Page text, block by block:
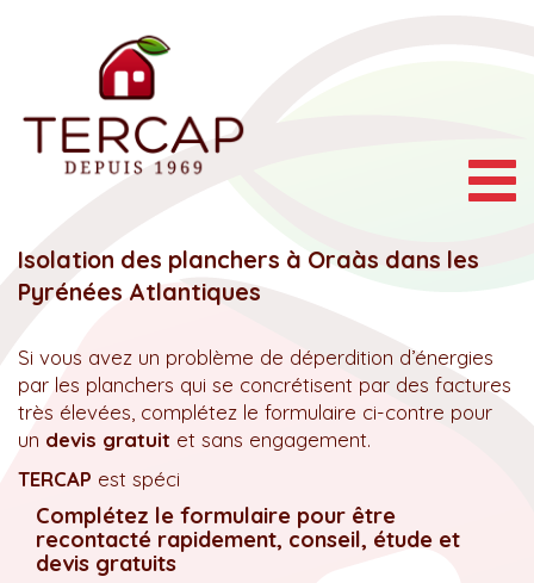
Isolation des planchers à Oraàs dans les
Pyrénées Atlantiques
Si vous avez un problème de déperdition d’énergies
par les planchers qui se concrétisent par des factures
très élevées, complétez le formulaire ci-contre pour
un devis gratuit et sans engagement.
TERCAP est spéci
Complétez le formulaire pour être
recontacté rapidement, conseil, étude et
devis gratuits